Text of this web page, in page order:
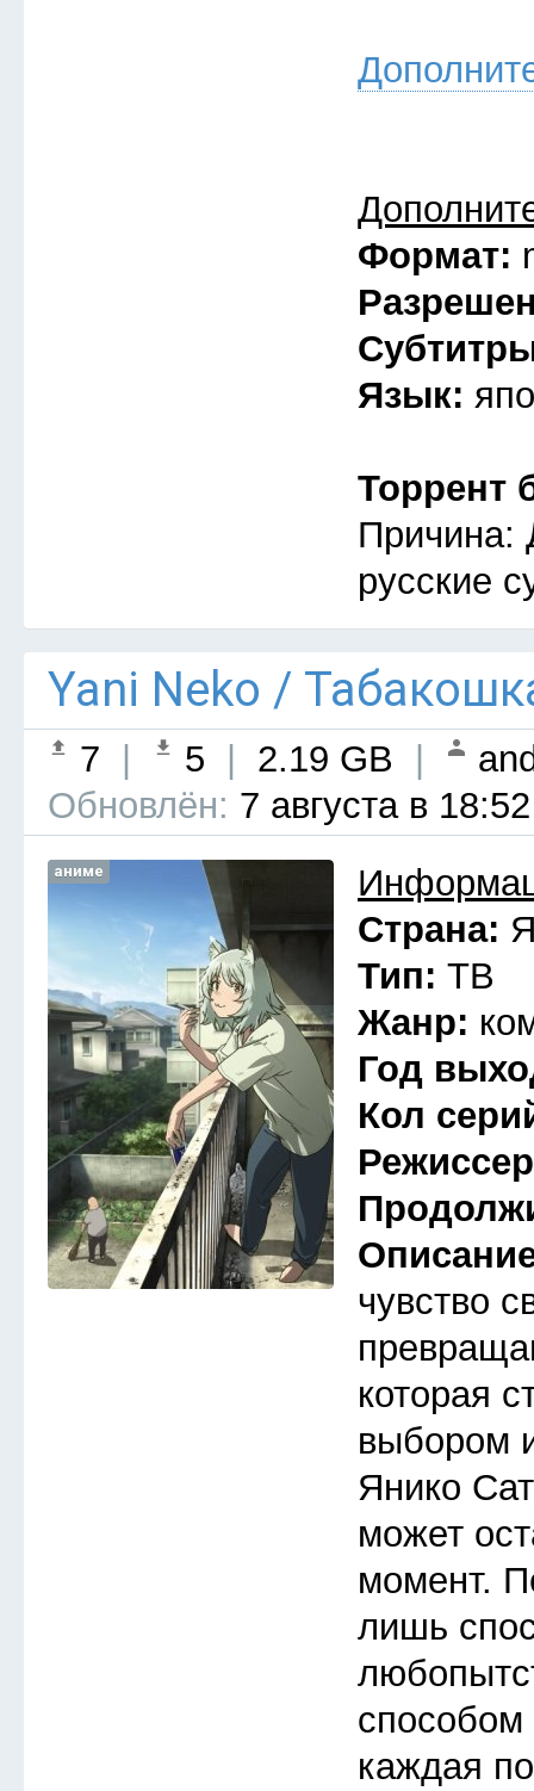
Формат:
Язык:
Торрент
Причина:
русские
Yani Neko /
7 5 2.19 GB
Обновлён: 7 августа в 18:52
аниме
Страна:
Тип: ТВ
Жанр:
Год
Кол
чувство
которая
выбором
Янико
может
момент.
лишь
способом
каждая